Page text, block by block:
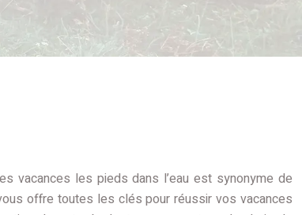
vacances les pieds dans l’eau est synonyme de
offre toutes les clés pour réussir vos vacances